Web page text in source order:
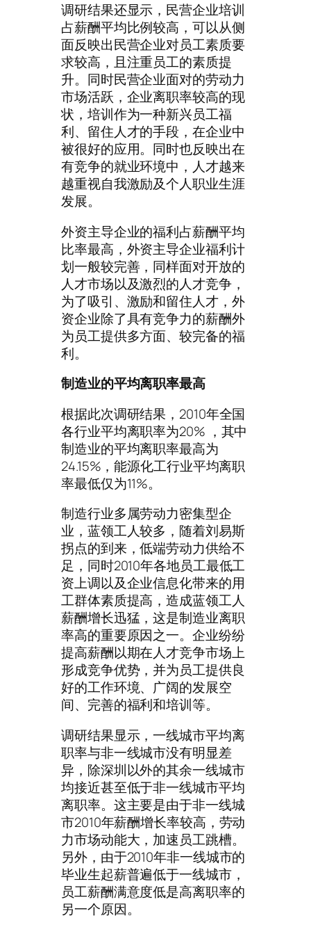
调研结果还显示，民营企业培训
占薪酬平均比例较高，可以从侧
面反映出民营企业对员工素质要
求较高，且注重员工的素质提
升。同时民营企业面对的劳动力
市场活跃，企业离职率较高的现
状，培训作为一种新兴员工福
利、留住人才的手段，在企业中
被很好的应用。同时也反映出在
有竞争的就业环境中，人才越来
越重视自我激励及个人职业生涯
发展。
外资主导企业的福利占薪酬平均
比率最高，外资主导企业福利计
划一般较完善，同样面对开放的
人才市场以及激烈的人才竞争，
为了吸引、激励和留住人才，外
资企业除了具有竞争力的薪酬外
为员工提供多方面、较完备的福
利。
制造业的平均离职率最高
根据此次调研结果，2010年全国
各行业平均离职率为20% ，其中
制造业的平均离职率最高为
24.15%，能源化工行业平均离职
率最低仅为11%。
制造行业多属劳动力密集型企
业，蓝领工人较多，随着刘易斯
拐点的到来，低端劳动力供给不
足，同时2010年各地员工最低工
资上调以及企业信息化带来的用
工群体素质提高，造成蓝领工人
薪酬增长迅猛，这是制造业离职
率高的重要原因之一。企业纷纷
提高薪酬以期在人才竞争市场上
形成竞争优势，并为员工提供良
好的工作环境、广阔的发展空
间、完善的福利和培训等。
调研结果显示，一线城市平均离
职率与非一线城市没有明显差
异，除深圳以外的其余一线城市
均接近甚至低于非一线城市平均
离职率。这主要是由于非一线城
市2010年薪酬增长率较高，劳动
力市场动能大，加速员工跳槽。
另外，由于2010年非一线城市的
毕业生起薪普遍低于一线城市，
员工薪酬满意度低是高离职率的
另一个原因。